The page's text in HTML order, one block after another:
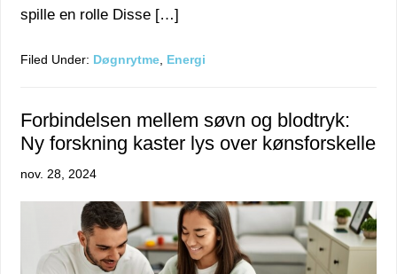
spille en rolle Disse […]
Filed Under: Døgnrytme Energi
Forbindelsen mellem søvn og blodtryk:
Ny forskning kaster lys over kønsforskelle
nov. 28, 2024